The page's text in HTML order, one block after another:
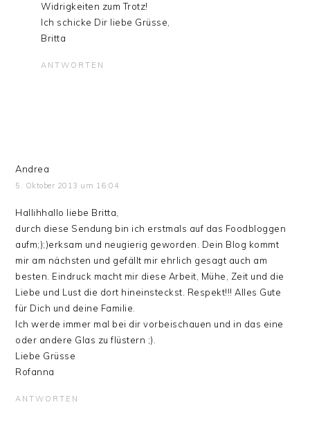
Widrigkeiten zum Trotz!
Ich schicke Dir liebe Grüsse,
Britta
ANTWORTEN
Andrea
5. Oktober 2013 um 16:04
Hallihhallo liebe Britta,
durch diese Sendung bin ich erstmals auf das Foodbloggen
aufm;);)erksam und neugierig geworden. Dein Blog kommt
mir am nächsten und gefällt mir ehrlich gesagt auch am
besten. Eindruck macht mir diese Arbeit, Mühe, Zeit und die
Liebe und Lust die dort hineinsteckst. Respekt!!! Alles Gute
für Dich und deine Familie.
Ich werde immer mal bei dir vorbeischauen und in das eine
oder andere Glas zu flüstern ;).
Liebe Grüsse
Rofanna
ANTWORTEN